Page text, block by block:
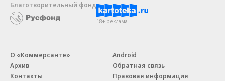
Благотворительный фонд
18+ реклама
О «Коммерсанте»
Архив
Контакты
Android
Обратная связь
Правовая информация